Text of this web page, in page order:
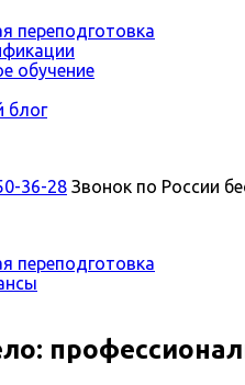
переподготовка
обучение
блог
36-28 Звонок по России
переподготовка